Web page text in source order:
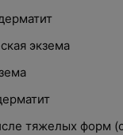
экзема
тяжелых форм